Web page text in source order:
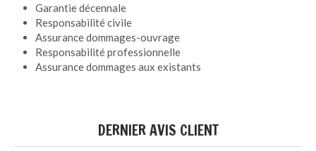
Garantie décennale
Responsabilité civile
Assurance dommages-ouvrage
Responsabilité professionnelle
Assurance dommages aux existants
DERNIER AVIS CLIENT